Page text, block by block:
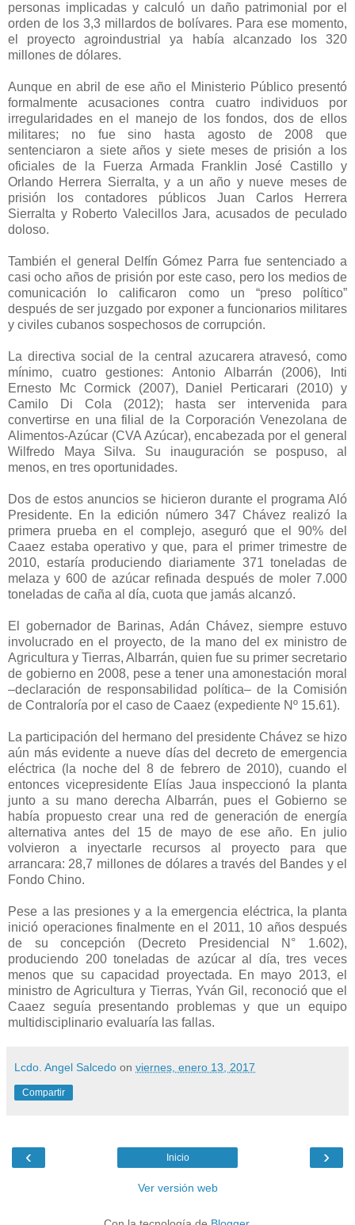
personas implicadas y calculó un daño patrimonial por el
orden de los 3,3 millardos de bolívares. Para ese momento,
el proyecto agroindustrial ya había alcanzado los 320
millones de dólares.
Aunque en abril de ese año el Ministerio Público presentó
formalmente acusaciones contra cuatro individuos por
irregularidades en el manejo de los fondos, dos de ellos
militares; no fue sino hasta agosto de 2008 que
sentenciaron a siete años y siete meses de prisión a los
oficiales de la Fuerza Armada Franklin José Castillo y
Orlando Herrera Sierralta, y a un año y nueve meses de
prisión los contadores públicos Juan Carlos Herrera
Sierralta y Roberto Valecillos Jara, acusados de peculado
doloso.
También el general Delfín Gómez Parra fue sentenciado a
casi ocho años de prisión por este caso, pero los medios de
comunicación lo calificaron como un “preso político”
después de ser juzgado por exponer a funcionarios militares
y civiles cubanos sospechosos de corrupción.
La directiva social de la central azucarera atravesó, como
mínimo, cuatro gestiones: Antonio Albarrán (2006), Inti
Ernesto Mc Cormick (2007), Daniel Perticarari (2010) y
Camilo Di Cola (2012); hasta ser intervenida para
convertirse en una filial de la Corporación Venezolana de
Alimentos-Azúcar (CVA Azúcar), encabezada por el general
Wilfredo Maya Silva. Su inauguración se pospuso, al
menos, en tres oportunidades.
Dos de estos anuncios se hicieron durante el programa Aló
Presidente. En la edición número 347 Chávez realizó la
primera prueba en el complejo, aseguró que el 90% del
Caaez estaba operativo y que, para el primer trimestre de
2010, estaría produciendo diariamente 371 toneladas de
melaza y 600 de azúcar refinada después de moler 7.000
toneladas de caña al día, cuota que jamás alcanzó.
El gobernador de Barinas, Adán Chávez, siempre estuvo
involucrado en el proyecto, de la mano del ex ministro de
Agricultura y Tierras, Albarrán, quien fue su primer secretario
de gobierno en 2008, pese a tener una amonestación moral
–declaración de responsabilidad política– de la Comisión
de Contraloría por el caso de Caaez (expediente Nº 15.61).
La participación del hermano del presidente Chávez se hizo
aún más evidente a nueve días del decreto de emergencia
eléctrica (la noche del 8 de febrero de 2010), cuando el
entonces vicepresidente Elías Jaua inspeccionó la planta
junto a su mano derecha Albarrán, pues el Gobierno se
había propuesto crear una red de generación de energía
alternativa antes del 15 de mayo de ese año. En julio
volvieron a inyectarle recursos al proyecto para que
arrancara: 28,7 millones de dólares a través del Bandes y el
Fondo Chino.
Pese a las presiones y a la emergencia eléctrica, la planta
inició operaciones finalmente en el 2011, 10 años después
de su concepción (Decreto Presidencial N° 1.602),
produciendo 200 toneladas de azúcar al día, tres veces
menos que su capacidad proyectada. En mayo 2013, el
ministro de Agricultura y Tierras, Yván Gil, reconoció que el
Caaez seguía presentando problemas y que un equipo
multidisciplinario evaluaría las fallas.
Lcdo. Angel Salcedo on viernes, enero 13, 2017
Compartir
‹ ›
Inicio
Ver versión web